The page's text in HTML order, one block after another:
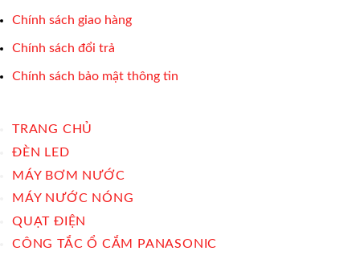
Chính sách giao hàng
Chính sách đổi trả
Chính sách bảo mật thông tin
TRANG CHỦ
ĐÈN LED
MÁY BƠM NƯỚC
MÁY NƯỚC NÓNG
QUẠT ĐIỆN
CÔNG TẮC Ổ CẮM PANASONIC